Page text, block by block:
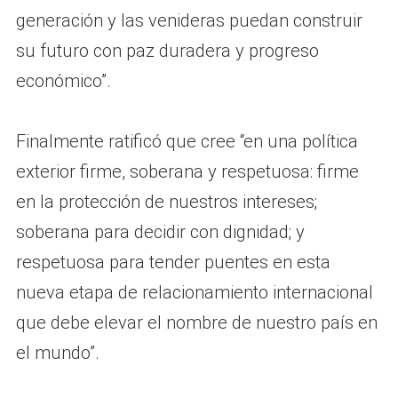
generación y las venideras puedan construir
su futuro con paz duradera y progreso
económico”.
Finalmente ratificó que cree “en una política
exterior firme, soberana y respetuosa: firme
en la protección de nuestros intereses;
soberana para decidir con dignidad; y
respetuosa para tender puentes en esta
nueva etapa de relacionamiento internacional
que debe elevar el nombre de nuestro país en
el mundo”.